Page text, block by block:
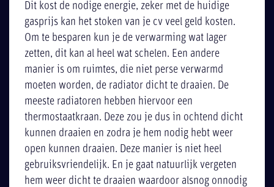
Dit kost de nodige energie, zeker met de huidige
gasprijs kan het stoken van je cv veel geld kosten.
Om te besparen kun je de verwarming wat lager
zetten, dit kan al heel wat schelen. Een andere
manier is om ruimtes, die niet perse verwarmd
moeten worden, de radiator dicht te draaien. De
meeste radiatoren hebben hiervoor een
thermostaatkraan. Deze zou je dus in ochtend dicht
kunnen draaien en zodra je hem nodig hebt weer
open kunnen draaien. Deze manier is niet heel
gebruiksvriendelijk. En je gaat natuurlijk vergeten
hem weer dicht te draaien waardoor alsnog onnodig